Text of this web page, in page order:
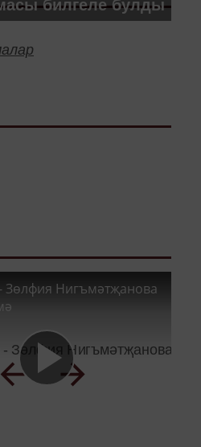
билгеле булды
Зөлфия Нигъмәтҗанова